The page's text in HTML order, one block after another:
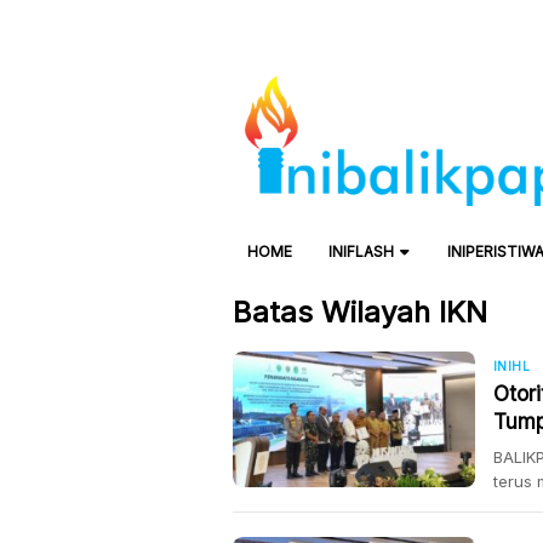
HOME INIFLASH INIPERISTIWA
Batas Wilayah IKN
INIHL
terus